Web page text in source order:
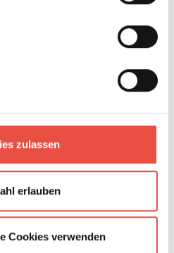
zulassen
erlauben
Cookies verwenden
Jetzt einkaufen